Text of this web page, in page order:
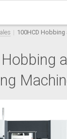
100HCD